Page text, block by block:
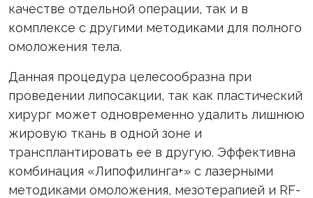
качестве отдельной операции, так и в
комплексе с другими методиками для полного
омоложения тела.
Данная процедура целесообразна при
проведении липосакции, так как пластический
хирург может одновременно удалить лишнюю
жировую ткань в одной зоне и
трансплантировать ее в другую. Эффективна
комбинация «Липофилинга+» с лазерными
методиками омоложения, мезотерапией и RF-